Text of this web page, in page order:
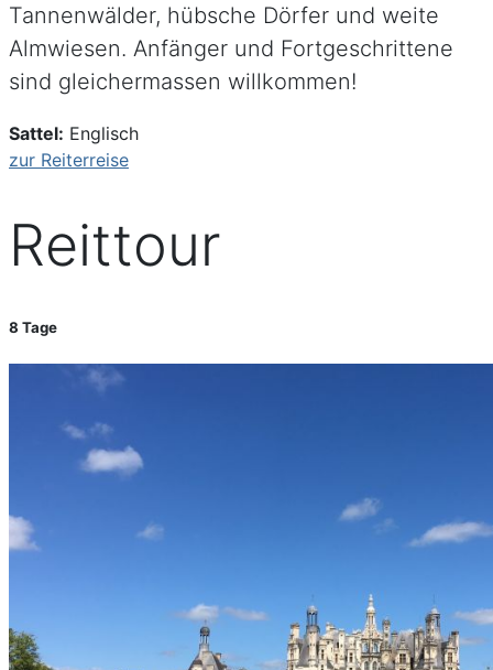
Tannenwälder, hübsche Dörfer und weite
Almwiesen. Anfänger und Fortgeschrittene
sind gleichermassen willkommen!
Sattel: Englisch
zur Reiterreise
Reittour
8 Tage